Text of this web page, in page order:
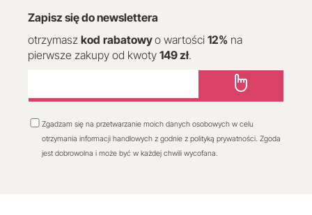
Zapisz się do newslettera
otrzymasz kod rabatowyo wartości 12% na
pierwsze zakupy od kwoty 149 zł.
Zgadzam się na przetwarzanie moich danych osobowych w celu
otrzymania informacji handlowych z godnie z polityką prywatności. Zgoda
jest dobrowolna i może być w każdej chwili wycofana.